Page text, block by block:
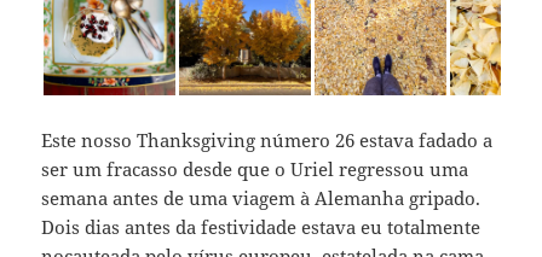
Este nosso Thanksgiving número 26 estava fadado a
ser um fracasso desde que o Uriel regressou uma
semana antes de uma viagem à Alemanha gripado.
Dois dias antes da festividade estava eu totalmente